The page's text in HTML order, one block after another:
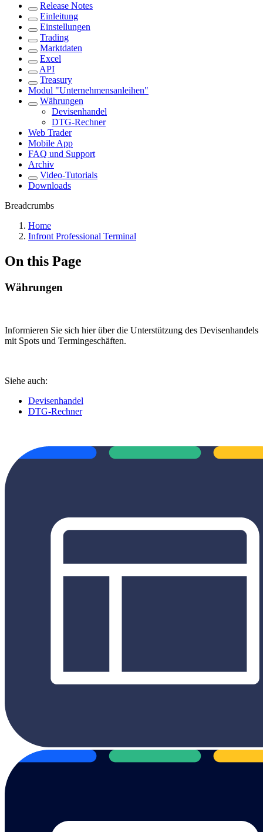
Release Notes
Einleitung
Einstellungen
Trading
Marktdaten
Excel
API
Treasury
Modul "Unternehmensanleihen"
Währungen
Devisenhandel
DTG-Rechner
Web Trader
Mobile App
FAQ und Support
Archiv
Video-Tutorials
Downloads
Breadcrumbs
Home
Infront Professional Terminal
On this Page
Währungen
Informieren Sie sich hier über die Unterstützung des Devisenhandels
mit Spots und Termingeschäften.
Siehe auch:
Devisenhandel
DTG-Rechner